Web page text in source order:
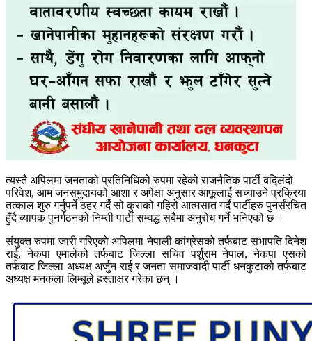
त्यस्तै अपिलमा जनताको प्रतिनिधिको रुपमा रहेको राजनैतिक पार्टी बद्लिंदो
परिवेश, आम जनसमुदायको आशा र अपेक्षा अनुसार आफूलाई सच्याउने प्रक्रिया
तत्काल शुरु गर्नुपर्ने ठहर गर्दै सो कुराको गहिरो आत्मसात गर्दै पार्टीहरु पुनर्संरचित
हुँदै ब्यापक पुनर्गठनको निम्ती पार्टी सम्वद्ध सबैमा अनुरोध गर्ने भनिएको छ ।
संयुक्त रुपमा जारी गरिएको अपिलमा नेपाली कांग्रेसको तर्फबाट सभापति दिनेश
राई, नेकपा एमालेको तर्फबाट जिल्ला सचिव पर्शुराम नेपाल, नेकपा एसको
तर्फबाट जिल्ला अध्यक्ष अर्जुन राई र जनता समाजवादी पार्टी धनकुटाको तर्फबाट
अध्यक्ष मनकला लिम्बूले हस्ताक्षर गरेका छन् ।